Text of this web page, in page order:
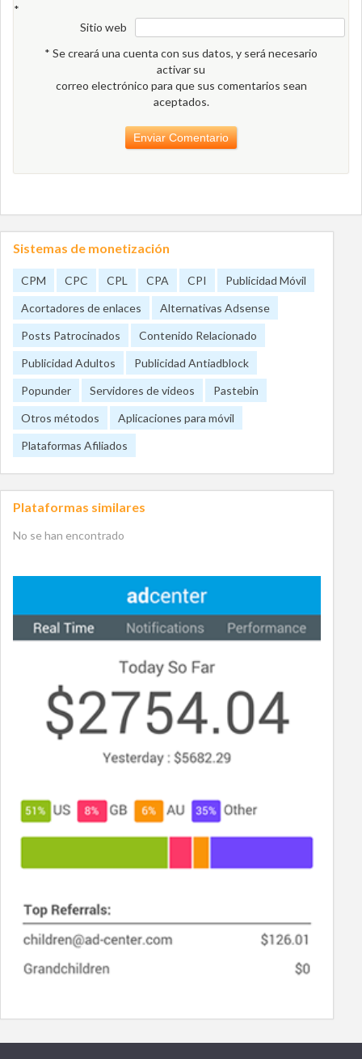
*
Sitio web
* Se creará una cuenta con sus datos, y será necesario
activar su
correo electrónico para que sus comentarios sean
aceptados.
Sistemas de monetización
CPM CPC CPL CPA CPI
Publicidad Móvil
Acortadores de enlaces
Alternativas Adsense
Posts Patrocinados
Contenido Relacionado
Publicidad Adultos
Publicidad Antiadblock
Popunder
Servidores de videos
Pastebin
Otros métodos
Aplicaciones para móvil
Plataformas Afiliados
Plataformas similares
No se han encontrado